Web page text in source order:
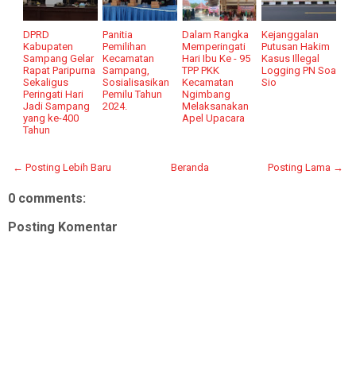
DPRD
Kabupaten
Sampang Gelar
Rapat Paripurna
Sekaligus
Peringati Hari
Jadi Sampang
yang ke-400
Tahun
Panitia
Pemilihan
Kecamatan
Sampang,
Sosialisasikan
Pemilu Tahun
2024.
Dalam Rangka
Memperingati
Hari Ibu Ke - 95
TPP PKK
Kecamatan
Ngimbang
Melaksanakan
Apel Upacara
Kejanggalan
Putusan Hakim
Kasus Illegal
Logging PN Soa
Sio
← Posting Lebih Baru Posting Lama →
Beranda
0 comments:
Posting Komentar